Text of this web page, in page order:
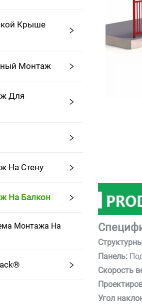
Крыше
Монтаж
Для
На Стену
На Балкон
Монтажа На
Панель:
Скорость
Угол